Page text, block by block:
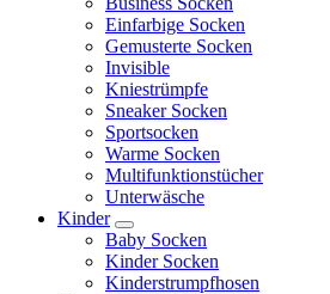
Einfarbige Socken
Gemusterte Socken
Invisible
Kniestrümpfe
Sneaker Socken
Sportsocken
Warme Socken
Multifunktionstücher
Unterwäsche
Kinder
Baby Socken
Kinder Socken
Kinderstrumpfhosen